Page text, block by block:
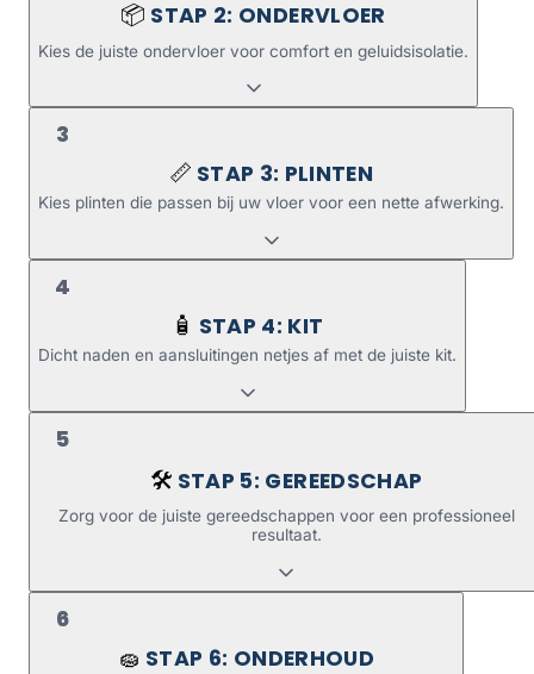
📦 STAP 2: ONDERVLOER
Kies de juiste ondervloer voor comfort en geluidsisolatie.
3
📏 STAP 3: PLINTEN
Kies plinten die passen bij uw vloer voor een nette afwerking.
4
🧴 STAP 4: KIT
Dicht naden en aansluitingen netjes af met de juiste kit.
5
🛠️ STAP 5: GEREEDSCHAP
Zorg voor de juiste gereedschappen voor een professioneel
resultaat.
6
🧽 STAP 6: ONDERHOUD